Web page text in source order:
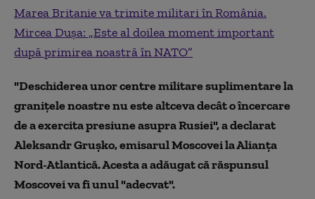
Marea Britanie va trimite militari în România.
Mircea Dușa: „Este al doilea moment important
după primirea noastră în NATO”
"Deschiderea unor centre militare suplimentare la
graniţele noastre nu este altceva decât o încercare
de a exercita presiune asupra Rusiei", a declarat
Aleksandr Gruşko, emisarul Moscovei la Alianţa
Nord-Atlantică. Acesta a adăugat că răspunsul
Moscovei va fi unul "adecvat".